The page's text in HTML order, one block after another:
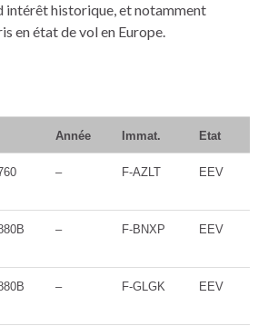
intérêt historique, et notamment
en état de vol en Europe.
Année Immat. Etat
– F-AZLT EEV
– F-BNXP EEV
– F-GLGK EEV